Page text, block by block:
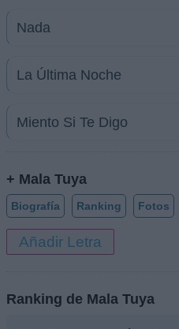
Nada
La Última Noche
Miento Si Te Digo
+ Mala Tuya
Biografía Ranking Fotos
Añadir Letra
Ranking de Mala Tuya